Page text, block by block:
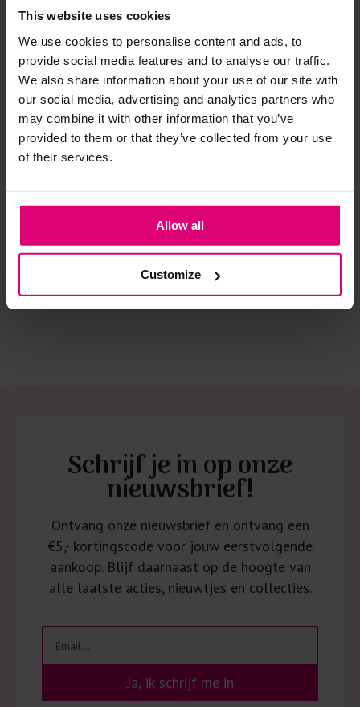
This website uses cookies
We use cookies to personalise content and ads, to
provide social media features and to analyse our traffic.
We also share information about your use of our site with
our social media, advertising and analytics partners who
may combine it with other information that you’ve
provided to them or that they’ve collected from your use
of their services.
Allow all
Customize
Strijkijzer/droogtrommel:
Kledingstukken met elastine zijn niet bestand tegen de hitte
van het strijkijzer en/of de droogtrommel. Ook in veel
spijkerbroeken is elastine (stretch) verwerkt en mogen dus
niet gestreken worden en/of in de droogtrommel.
Twijfels? Wij staan klaar voor advies op maat.
Denimlook jurkje
one size
€ 49,99
Schrijf je in op onze
nieuwsbrief!
Ontvang onze nieuwsbrief en ontvang een
€5,- kortingscode voor jouw eerstvolgende
aankoop. Blijf daarnaast op de hoogte van
alle laatste acties, nieuwtjes en collecties.
Ja, ik schrijf me in